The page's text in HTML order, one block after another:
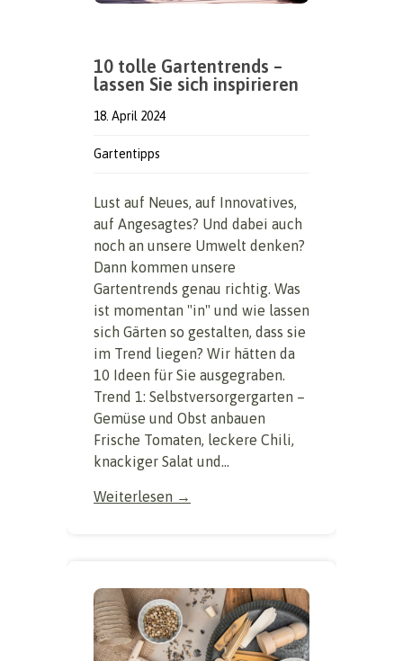
10 tolle Gartentrends –
lassen Sie sich inspirieren
18. April 2024
Gartentipps
Lust auf Neues, auf Innovatives,
auf Angesagtes? Und dabei auch
noch an unsere Umwelt denken?
Dann kommen unsere
Gartentrends genau richtig. Was
ist momentan "in" und wie lassen
sich Gärten so gestalten, dass sie
im Trend liegen? Wir hätten da
10 Ideen für Sie ausgegraben.
Trend 1: Selbstversorgergarten –
Gemüse und Obst anbauen
Frische Tomaten, leckere Chili,
knackiger Salat und...
Weiterlesen →